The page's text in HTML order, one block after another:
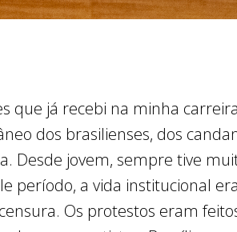
que já recebi na minha
dos brasilienses, dos
Desde jovem, sempre tive
período, a vida institucional
Os protestos eram